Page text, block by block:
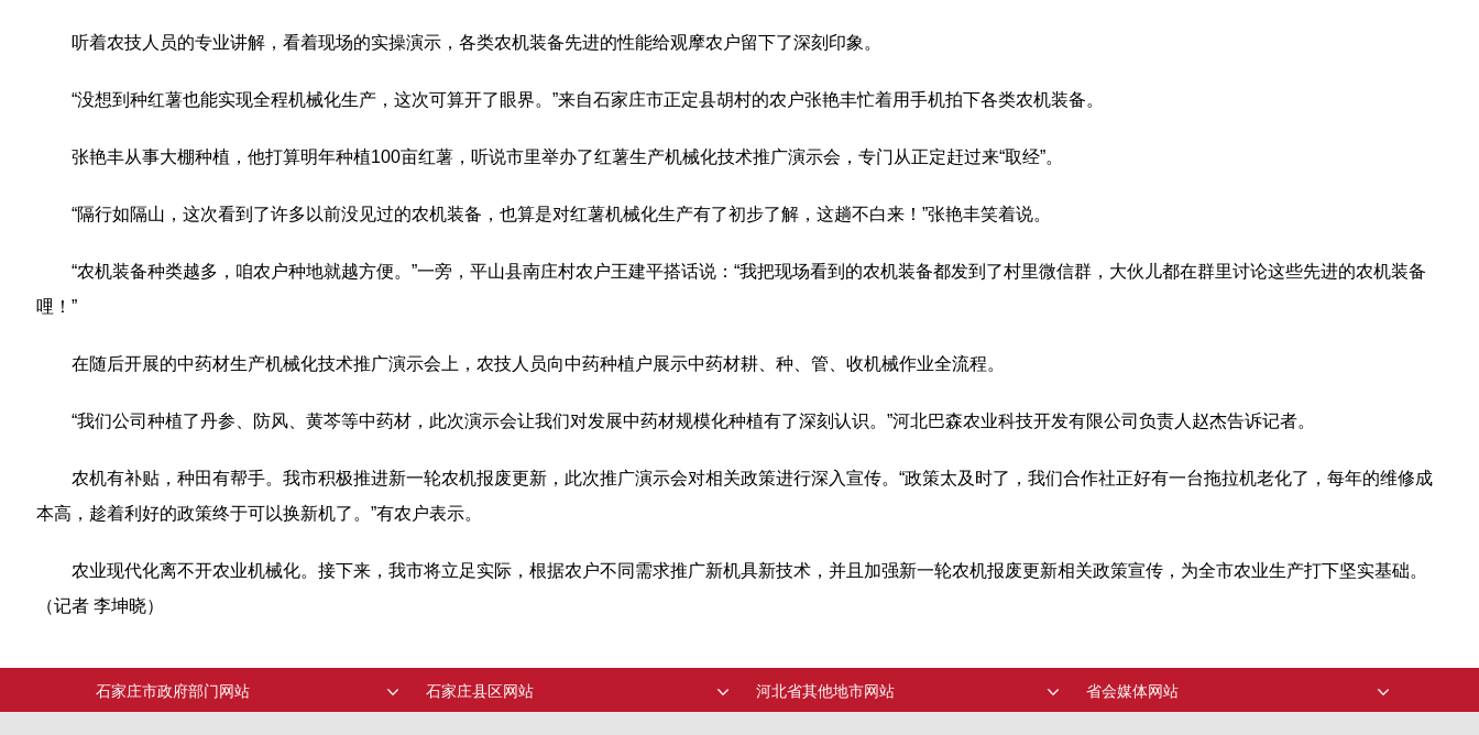
听着农技人员的专业讲解，看着现场的实操演示，各类农机装备先进的性能给观摩农户留下了深刻印象。
“没想到种红薯也能实现全程机械化生产，这次可算开了眼界。”来自石家庄市正定县胡村的农户张艳丰忙着用手机拍下各类农机装备。
张艳丰从事大棚种植，他打算明年种植100亩红薯，听说市里举办了红薯生产机械化技术推广演示会，专门从正定赶过来“取经”。
“隔行如隔山，这次看到了许多以前没见过的农机装备，也算是对红薯机械化生产有了初步了解，这趟不白来！”张艳丰笑着说。
“农机装备种类越多，咱农户种地就越方便。”一旁，平山县南庄村农户王建平搭话说：“我把现场看到的农机装备都发到了村里微信群，大伙儿都在群里讨论这些先进的农机装备
哩！”
在随后开展的中药材生产机械化技术推广演示会上，农技人员向中药种植户展示中药材耕、种、管、收机械作业全流程。
“我们公司种植了丹参、防风、黄芩等中药材，此次演示会让我们对发展中药材规模化种植有了深刻认识。”河北巴森农业科技开发有限公司负责人赵杰告诉记者。
农机有补贴，种田有帮手。我市积极推进新一轮农机报废更新，此次推广演示会对相关政策进行深入宣传。“政策太及时了，我们合作社正好有一台拖拉机老化了，每年的维修成
本高，趁着利好的政策终于可以换新机了。”有农户表示。
农业现代化离不开农业机械化。接下来，我市将立足实际，根据农户不同需求推广新机具新技术，并且加强新一轮农机报废更新相关政策宣传，为全市农业生产打下坚实基础。
（记者 李坤晓）